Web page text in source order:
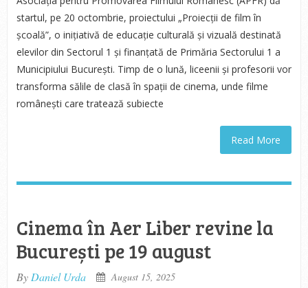
startul, pe 20 octombrie, proiectului „Proiecții de film în
școală”, o inițiativă de educație culturală și vizuală destinată
elevilor din Sectorul 1 și finanțată de Primăria Sectorului 1 a
Municipiului București. Timp de o lună, liceenii și profesorii vor
transforma sălile de clasă în spații de cinema, unde filme
românești care tratează subiecte
Read More
Cinema în Aer Liber revine la
București pe 19 august
By Daniel Urda
August 15, 2025